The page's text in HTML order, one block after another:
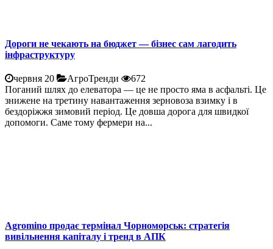
Дороги не чекають на бюджет — бізнес сам лагодить
інфраструктуру
червня 20 АгроТренди
672
Поганий шлях до елеватора — це не просто яма в асфальті. Це
знижене на третину навантаження зерновоза взимку і в
бездоріжжя зимовий період. Це довша дорога для швидкої
допомоги. Саме тому фермери на...
Agromino продає термінал Чорноморськ: стратегія
вивільнення капіталу і тренд в АПК